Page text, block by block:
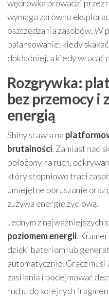
wędrówka prowadzi przez
wymaga zarówno
oszczędzania zasobów. W
balansowanie: kiedy
dokładniej, a kiedy wracać
Rozgrywka:
bez przemocy i
energią
Shiny stawia na
brutalności. Zamiast
położony na ruch,
który stopniowo traci
umiejętne poruszanie oraz
zużywa energię życiową.
Jednym z najważniejszych
poziomem energii.
dzięki bateriom lub
automatycznie. Gracz
zasilania i podejmować
ruchu do kolejnych